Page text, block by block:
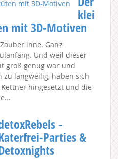
klei
mit 3D-Motiven
inne. Ganz
Und weil dieser
groß genug war und
langweilig, haben sich
hingesetzt und die
-
Parties &